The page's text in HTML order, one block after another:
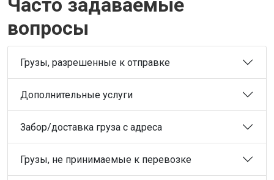
Часто задаваемые
вопросы
Грузы, разрешенные к отправке
Дополнительные услуги
Забор/доставка груза с адреса
Грузы, не принимаемые к перевозке